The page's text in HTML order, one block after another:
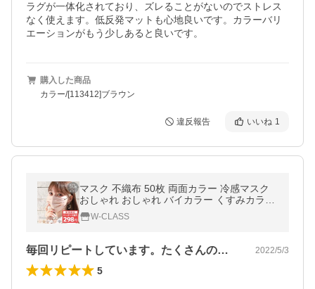
ラグが一体化されており、ズレることがないのでストレス
なく使えます。低反発マットも心地良いです。カラーバリ
エーションがもう少しあると良いです。
購入した商品
カラー/[113412]ブラウン
違反報告 いいね 1
マスク 不織布 50枚 両面カラー 冷感マスク
おしゃれ おしゃれ バイカラー くすみカラー
耳紐同色 3サイズ 10枚ずつ個包装 血色マス
ク 大人 女性 平ゴム
W-CLASS
毎回リピートしています。たくさんのバリ… 2022/5/3
5